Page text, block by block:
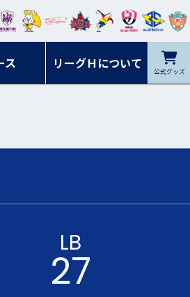
ス リーグＨについて 公式グッズ
名古
オレ
ット
ツ
フォ
ーレ
岡山
イプ
ルレ
ッズ
シラ トピ
ンデ
ィー
クヤ
鹿児
島
LB
27